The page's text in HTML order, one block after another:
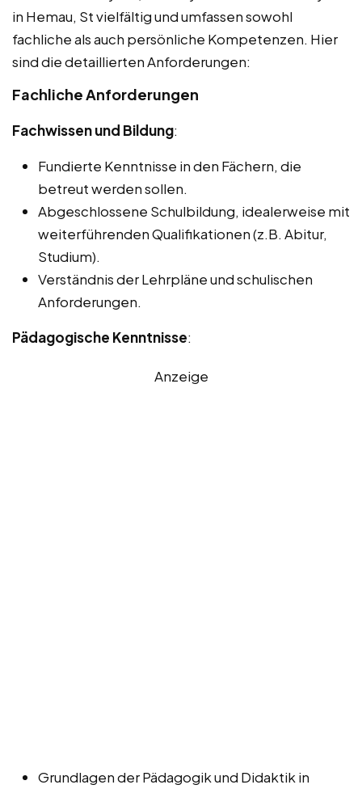
in Hemau, St vielfältig und umfassen sowohl
fachliche als auch persönliche Kompetenzen. Hier
sind die detaillierten Anforderungen:
Fachliche Anforderungen
Fachwissen und Bildung:
Fundierte Kenntnisse in den Fächern, die
betreut werden sollen.
Abgeschlossene Schulbildung, idealerweise mit
weiterführenden Qualifikationen (z.B. Abitur,
Studium).
Verständnis der Lehrpläne und schulischen
Anforderungen.
Pädagogische Kenntnisse:
Anzeige
Grundlagen der Pädagogik und Didaktik in